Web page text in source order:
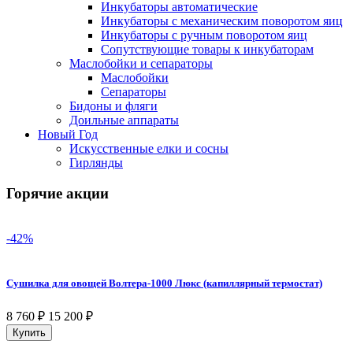
Инкубаторы автоматические
Инкубаторы с механическим поворотом яиц
Инкубаторы с ручным поворотом яиц
Сопутствующие товары к инкубаторам
Маслобойки и сепараторы
Маслобойки
Сепараторы
Бидоны и фляги
Доильные аппараты
Новый Год
Искусственные елки и сосны
Гирлянды
Горячие акции
-42%
Сушилка для овощей Волтера-1000 Люкс (капиллярный термостат)
8 760 ₽ 15 200 ₽
Купить